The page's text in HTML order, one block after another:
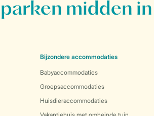
midden
Bijzondere accommodaties
Babyaccommodaties
Groepsaccommodaties
Huisdieraccommodaties